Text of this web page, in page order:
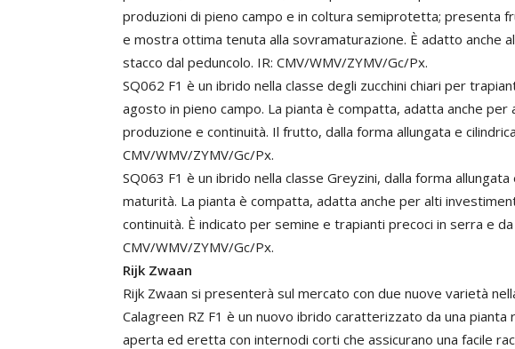
produzioni di pieno campo e in coltura semiprotetta; presenta
e mostra ottima tenuta alla sovramaturazione. È adatto anche
stacco dal peduncolo. IR: CMV/WMV/ZYMV/Gc/Px.
SQ062 F1 è un ibrido nella classe degli zucchini chiari per
agosto in pieno campo. La pianta è compatta, adatta anche
produzione e continuità. Il frutto, dalla forma allungata e
CMV/WMV/ZYMV/Gc/Px.
SQ063 F1 è un ibrido nella classe Greyzini, dalla forma
maturità. La pianta è compatta, adatta anche per alti
continuità. È indicato per semine e trapianti precoci in serra e
CMV/WMV/ZYMV/Gc/Px.
Rijk Zwaan
Rijk Zwaan si presenterà sul mercato con due nuove varietà
Calagreen RZ F1 è un nuovo ibrido caratterizzato da una
aperta ed eretta con internodi corti che assicurano una facile